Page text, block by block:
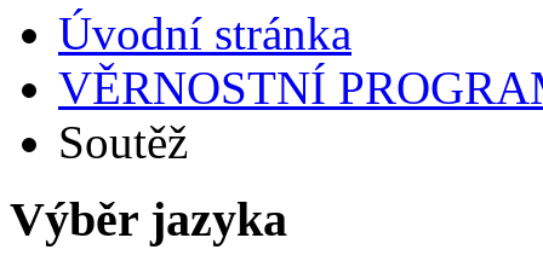
Úvodní stránka
VĚRNOSTNÍ
Soutěž
Výběr jazyka